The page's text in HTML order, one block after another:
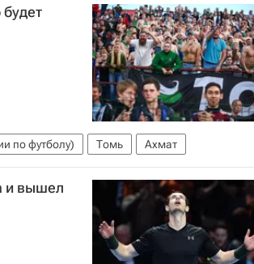
по футболу) Томь Ахмат
и вышел